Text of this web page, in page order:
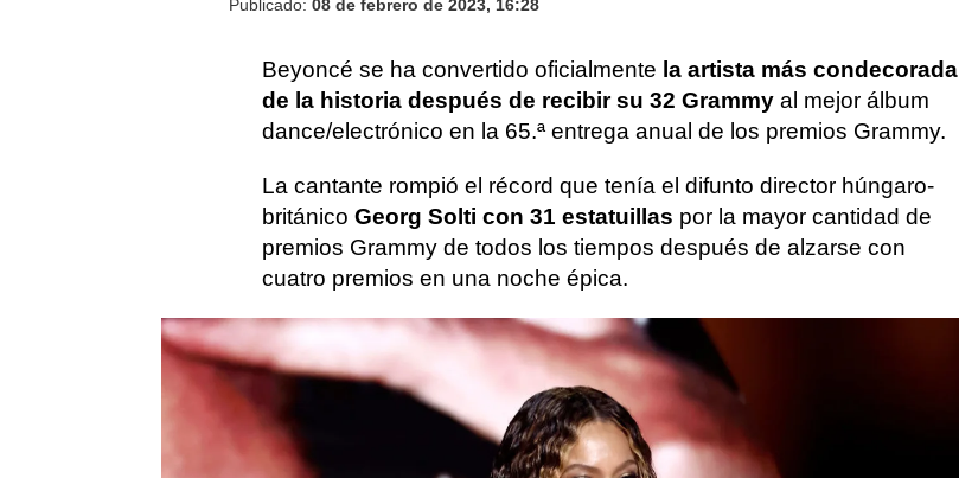
Publicado: 08 de febrero de 2023, 16:28
Beyoncé se ha convertido oficialmente la artista más condecorada
de la historia después de recibir su 32 Grammy al mejor álbum
dance/electrónico en la 65.ª entrega anual de los premios Grammy.
La cantante rompió el récord que tenía el difunto director húngaro-
británico Georg Solti con 31 estatuillas por la mayor cantidad de
premios Grammy de todos los tiempos después de alzarse con
cuatro premios en una noche épica.
El aplauso por parte de todo el mundo que se encontraba presente
en la gala, por parte de sus compañeros en la industria y por gran
parte de los fans ha sido generalizado pero eso
que surjan ciertas críticas puntuales o cierta polémica